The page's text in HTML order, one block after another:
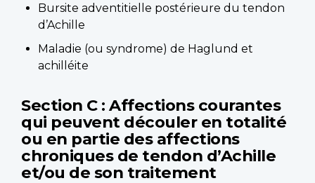
Bursite adventitielle postérieure du tendon
d’Achille
Maladie (ou syndrome) de Haglund et
achilléite
Section C : Affections courantes
qui peuvent découler en totalité
ou en partie des affections
chroniques de tendon d’Achille
et/ou de son traitement